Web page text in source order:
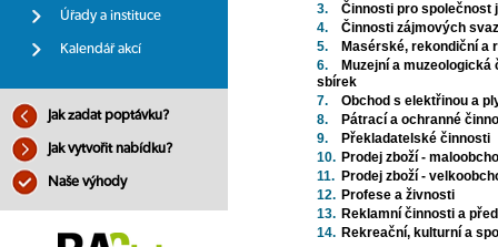
Úřady a instituce
Kalendář akcí
Jak zadat poptávku?
Jak vytvořit nabídku?
Naše výhody
3.
Činnosti pro společnost
4.
Činnosti zájmových
5.
Masérské, rekondiční a
6.
Muzejní a
sbírek
7.
Obchod s elektřinou a
8.
Pátrací a ochranné
9.
Překladatelské činnosti
10. Prodej zboží -
11. Prodej zboží -
12. Profese a živnosti
13. Reklamní činnosti a
14. Rekreační, kulturní a